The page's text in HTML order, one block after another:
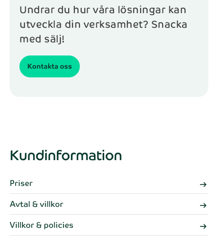
Undrar du hur våra lösningar kan
utveckla din verksamhet? Snacka
med sälj!
Kontakta oss
Kundinformation
Priser arrow_right_alt
Avtal & villkor arrow_right_alt
Villkor & policies arrow_right_alt